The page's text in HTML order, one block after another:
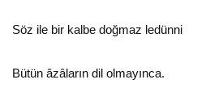
Söz ile bir kalbe doğmaz ledünni
Bütün âzâların dil olmayınca.